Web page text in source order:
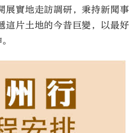
展實地走訪調研，秉持新聞事
這片土地的今昔巨變，以最好